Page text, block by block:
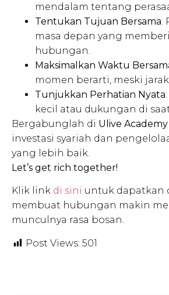
mendalam tentang
Tentukan Tujuan Bersama:
masa depan yang
hubungan.
Maksimalkan Waktu
momen berarti, meski
Tunjukkan Perhatian Nyata
kecil atau dukungan di
Bergabunglah di Ulive Academy
investasi syariah dan
yang lebih baik.
Let’s get rich together!
Klik link di sini untuk dapatkan
membuat hubungan makin
munculnya rasa bosan.
Post Views: 501